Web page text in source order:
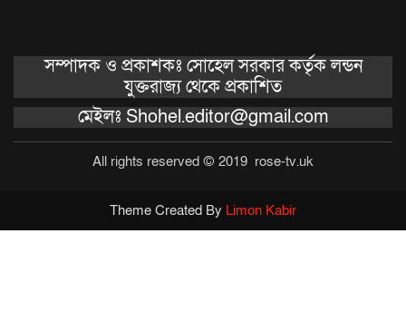
সম্পাদক ও প্রকাশকঃ সোহেল সরকার কর্তৃক লন্ডন
যুক্তরাজ্য থেকে প্রকাশিত
মেইলঃ Shohel.editor@gmail.com
All rights reserved © 2019 rose-tv.uk
Theme Created By Limon Kabir